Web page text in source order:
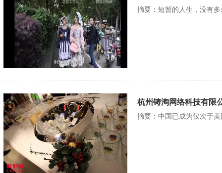
摘要：短暂的人生，没有
杭州铸淘网络科技有限
摘要：中国已成为仅次于